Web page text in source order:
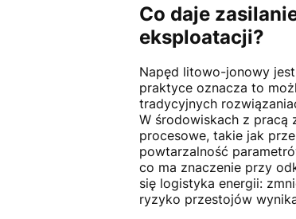
Co daje
eksploatacji?
Napęd litowo-jonowy
praktyce oznacza to
tradycyjnych
W środowiskach z pracą
procesowe, takie jak
powtarzalność
co ma znaczenie przy
się logistyka energii:
ryzyko przestojów